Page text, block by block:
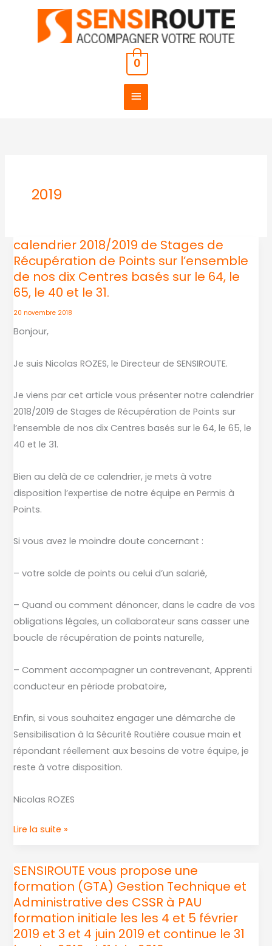
MENU
PRINCIPAL
0
2019
calendrier 2018/2019 de Stages de
Récupération de Points sur l’ensemble
de nos dix Centres basés sur le 64, le
65, le 40 et le 31.
20 novembre 2018
Bonjour,
Je suis Nicolas ROZES, le Directeur de SENSIROUTE.
Je viens par cet article vous présenter notre calendrier
2018/2019 de Stages de Récupération de Points sur
l’ensemble de nos dix Centres basés sur le 64, le 65, le
40 et le 31.
Bien au delà de ce calendrier, je mets à votre
disposition l’expertise de notre équipe en Permis à
Points.
Si vous avez le moindre doute concernant :
– votre solde de points ou celui d’un salarié,
– Quand ou comment dénoncer, dans le cadre de vos
obligations légales, un collaborateur sans casser une
boucle de récupération de points naturelle,
– Comment accompagner un contrevenant, Apprenti
conducteur en période probatoire,
Enfin, si vous souhaitez engager une démarche de
Sensibilisation à la Sécurité Routière cousue main et
répondant réellement aux besoins de votre équipe, je
reste à votre disposition.
Nicolas ROZES
calendrier
2018/2019
de
Stages
de
Récupération
Points
l’ensemble
de
nos
dix
basés
sur
le
le
le
et
le
31.
Lire la suite »
SENSIROUTE vous propose une
formation (GTA) Gestion Technique et
Administrative des CSSR à PAU
formation initiale les les 4 et 5 février
2019 et 3 et 4 juin 2019 et continue le 31
SENSIROUTE
vous
propose
une
formation